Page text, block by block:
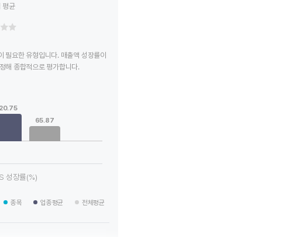
평균
필요한 유형입니다. 매출액 성장률이
해 종합적으로 평가합니다.
categories.
values. Data ranges from -24.03 to 120.75.
65.87
성장률(%)
종목 업종평균 전체평균